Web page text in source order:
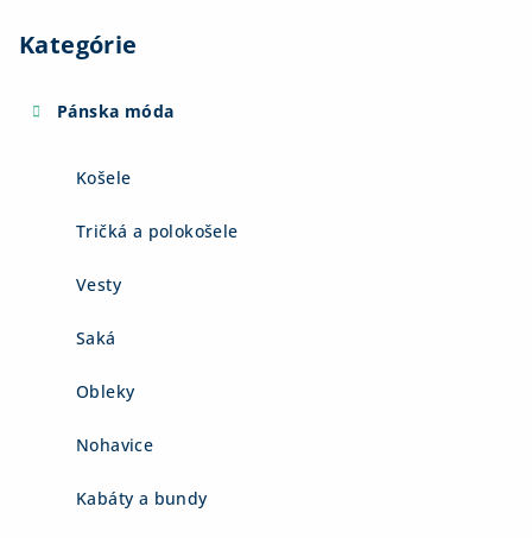
Kategórie
Pánska móda
Košele
Tričká a polokošele
Vesty
Saká
Obleky
Nohavice
Kabáty a bundy